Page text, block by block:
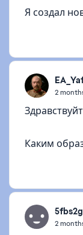
Я создал
2
Каким
2